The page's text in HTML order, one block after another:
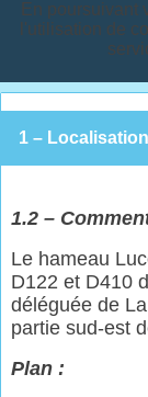
En poursuivant
l'utilisation de
1 – Localisation
1.2 –
Le hameau
D122 et D410
déléguée de
partie sud-est
Plan :